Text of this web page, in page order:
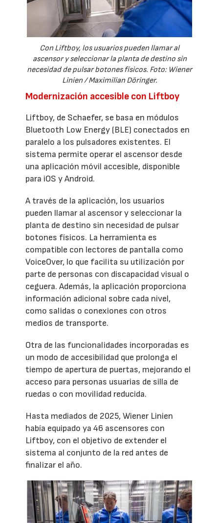
Con Liftboy, los usuarios pueden llamar al
ascensor y seleccionar la planta de destino sin
necesidad de pulsar botones físicos. Foto: Wiener
Linien / Maximilian Döringer.
Modernización accesible con Liftboy
Liftboy, de Schaefer, se basa en módulos
Bluetooth Low Energy (BLE) conectados en
paralelo a los pulsadores existentes. El
sistema permite operar el ascensor desde
una aplicación móvil accesible, disponible
para iOS y Android.
A través de la aplicación, los usuarios
pueden llamar al ascensor y seleccionar la
planta de destino sin necesidad de pulsar
botones físicos. La herramienta es
compatible con lectores de pantalla como
VoiceOver, lo que facilita su utilización por
parte de personas con discapacidad visual o
ceguera. Además, la aplicación proporciona
información adicional sobre cada nivel,
como salidas o conexiones con otros
medios de transporte.
Otra de las funcionalidades incorporadas es
un modo de accesibilidad que prolonga el
tiempo de apertura de puertas, mejorando el
acceso para personas usuarias de silla de
ruedas o con movilidad reducida.
Hasta mediados de 2025, Wiener Linien
había equipado ya 46 ascensores con
Liftboy, con el objetivo de extender el
sistema al conjunto de la red antes de
finalizar el año.